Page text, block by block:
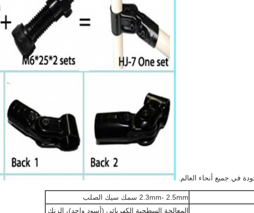
في جميع أنحاء العالم.
2.3mm- 2.5mm سمك سيك الصلب
المعالجة السطحية الكهربائي (أسود واحد)، الزنك